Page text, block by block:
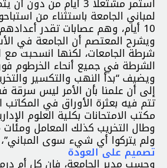
استمر مشتعلا 3 أيام من
لمباني الجامعة باستثناء من
10 أيام، وهم عصابات تقدر أعدادهم بنحو 400 شخص.
ويشرح المعتصم أن الجامعة في
شرطة الجامعات، لكنها انسحبت مع
الشرطة في جميع أنحاء الخرطوم
ويضيف “بدأ النهب والتكسير
إلى أن علمنا بأن الأمر ليس سرقة
تتم فيه بعثرة الأوراق في
مكتب الامتحانات بكلية العلوم
وطال التخريب كذلك المعامل
ولم يتركوا أي شيء سوى
تصميم على العودة
وحسب مدير الجامعة، فإن كل أم